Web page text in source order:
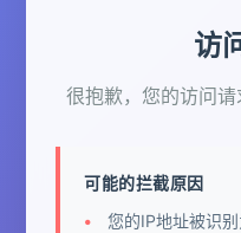
访
很抱歉，您的访问请
可能的拦截原因
您的IP地址被识